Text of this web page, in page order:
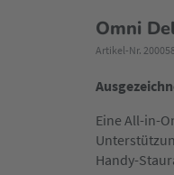
Omni
Artikel-Nr.
Eine All-in-
Handy-